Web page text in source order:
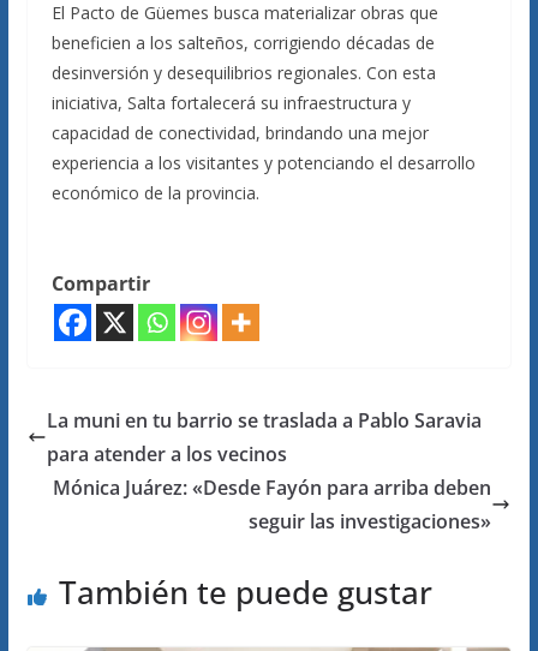
El Pacto de Güemes busca materializar obras que
beneficien a los salteños, corrigiendo décadas de
desinversión y desequilibrios regionales. Con esta
iniciativa, Salta fortalecerá su infraestructura y
capacidad de conectividad, brindando una mejor
experiencia a los visitantes y potenciando el desarrollo
económico de la provincia.
Compartir
La muni en tu barrio se traslada a Pablo Saravia
para atender a los vecinos
Mónica Juárez: «Desde Fayón para arriba deben
seguir las investigaciones»
También te puede gustar